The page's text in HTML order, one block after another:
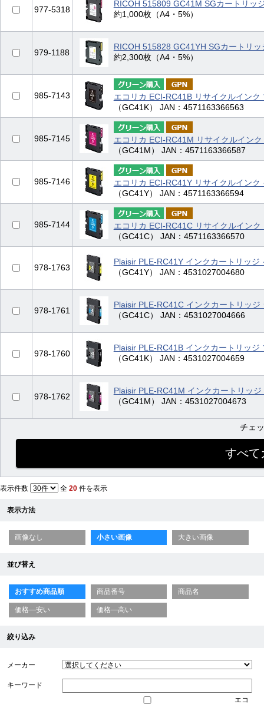
977-5318
RICOH 515809 GC41M SGカートリッ
約1,000枚（A4・5%）
979-1188
RICOH 515828 GC41YH SGカートリ
約2,300枚（A4・5%）
985-7143
エコリカ ECI-RC41B リサイクルインク
（GC41K） JAN：4571163366563
985-7145
エコリカ ECI-RC41M リサイクルイン
（GC41M） JAN：4571163366587
985-7146
エコリカ ECI-RC41Y リサイクルインク
（GC41Y） JAN：4571163366594
985-7144
エコリカ ECI-RC41C リサイクルインク
（GC41C） JAN：4571163366570
978-1763
Plaisir PLE-RC41Y インクカートリッジ
（GC41Y） JAN：4531027004680
978-1761
Plaisir PLE-RC41C インクカートリッジ
（GC41C） JAN：4531027004666
978-1760
Plaisir PLE-RC41B インクカートリッジ
（GC41K） JAN：4531027004659
978-1762
Plaisir PLE-RC41M インクカートリッ
（GC41M） JAN：4531027004673
チェ
表示件数 全 20 件を表示
表示方法
画像なし 小さい画像 大きい画像
並び替え
おすすめ商品順 商品番号 商品名
価格—安い 価格—高い
絞り込み
メーカー
キーワード
エコ